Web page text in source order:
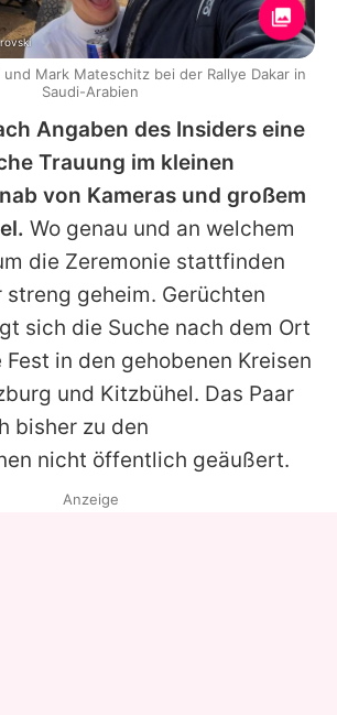
Angaben des Insiders eine
Trauung im kleinen
von Kameras und großem
Wo genau und an welchem
die Zeremonie stattfinden
geheim. Gerüchten
sich die Suche nach dem Ort
in den gehobenen Kreisen
und Kitzbühel. Das Paar
bisher zu den
nicht öffentlich geäußert.
Mark Mateschitz bei der Rallye Dakar in
Saudi-Arabien
Anzeige